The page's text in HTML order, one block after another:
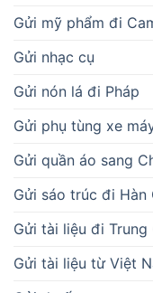
Gửi mỹ phẩm đi
Gửi nhạc cụ
Gửi nón lá đi Pháp
Gửi phụ tùng xe
Gửi quần áo sang
Gửi sáo trúc đi Hàn
Gửi tài liệu đi Trung
Gửi tài liệu từ Việt